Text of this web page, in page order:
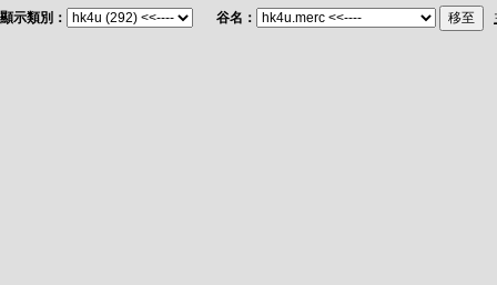
顯示類別： 谷名：